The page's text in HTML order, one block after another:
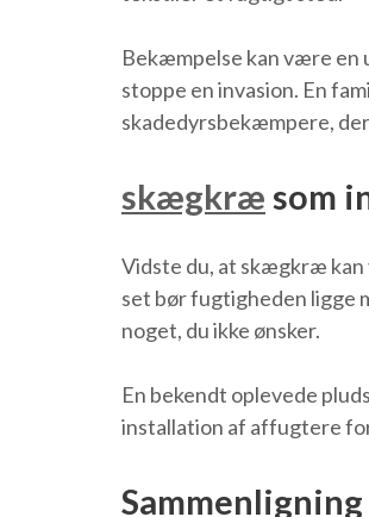
Bekæmpelse kan være en
stoppe en invasion. En
skadedyrsbekæmpere,
skægkræ som
Vidste du, at skægkræ kan
set bør fugtigheden ligge
noget, du ikke ønsker.
En bekendt oplevede
installation af affugtere